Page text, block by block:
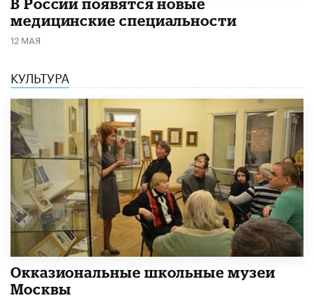
В России появятся новые
медицинские специальности
12 МАЯ
КУЛЬТУРА
​Окказиональные школьные музеи
Москвы